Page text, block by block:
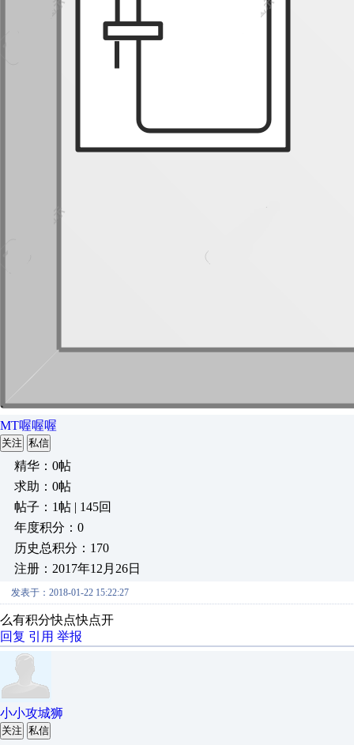
MT喔喔喔
关注 私信
精华：0帖
求助：0帖
帖子：1帖 | 145回
年度积分：0
历史总积分：170
注册：2017年12月26日
发表于：2018-01-22 15:22:27
么有积分快点快点开
回复 引用 举报
小小攻城狮
关注 私信